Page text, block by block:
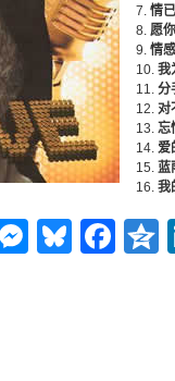
情
愿
情
我
分
对
忘
爱
蓝
我
Telegram